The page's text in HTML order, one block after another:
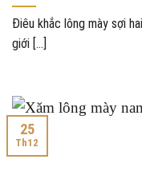
Điêu khắc lông mày sợi
giới [...]
25
Th12